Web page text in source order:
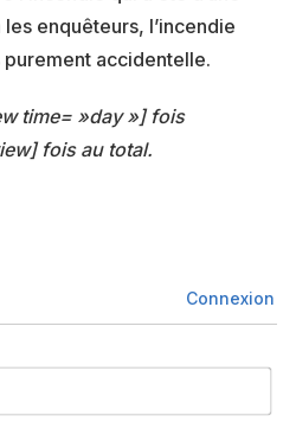
enquêteurs, l’incendie
purement accidentelle.
time= »day »] fois
fois au total.
Connexion